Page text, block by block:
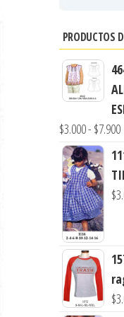
PRODUCTOS
$3.000- $7.900
$
$